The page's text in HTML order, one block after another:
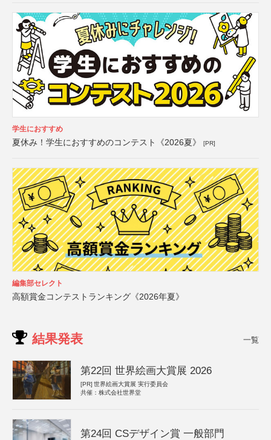
学生におすすめ
夏休み！学生におすすめのコンテスト《2026夏》 [PR]
編集部セレクト
高額賞金コンテストランキング《2026年夏》
結果発表 一覧
第22回 世界絵画大賞展 2026
[PR] 世界絵画大賞展 実行委員会
共催：株式会社世界堂
第24回 CSデザイン賞 一般部門